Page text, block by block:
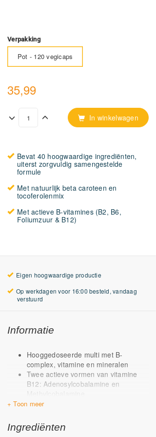
Verpakking
Pot - 120 vegicaps
35,99
In winkelwagen
Bevat 40 hoogwaardige ingrediënten,
uiterst zorgvuldig samengestelde
formule
Met natuurlijk beta caroteen en
tocoferolenmix
Met actieve B-vitamines (B2, B6,
Foliumzuur & B12)
Eigen hoogwaardige productie
Op werkdagen voor 16:00 besteld, vandaag
verstuurd
Informatie
Hooggedoseerde multi met B-
complex, vitamine en mineralen
Twee actieve vormen van vitamine
B12: Adenosylcobalamine en
Methylcobalamine
Onderscheidend door o.a. vegan D3
magnesium
Met vitamine K1 & K2
Ingrediënten